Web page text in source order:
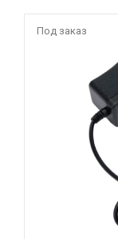
Под заказ